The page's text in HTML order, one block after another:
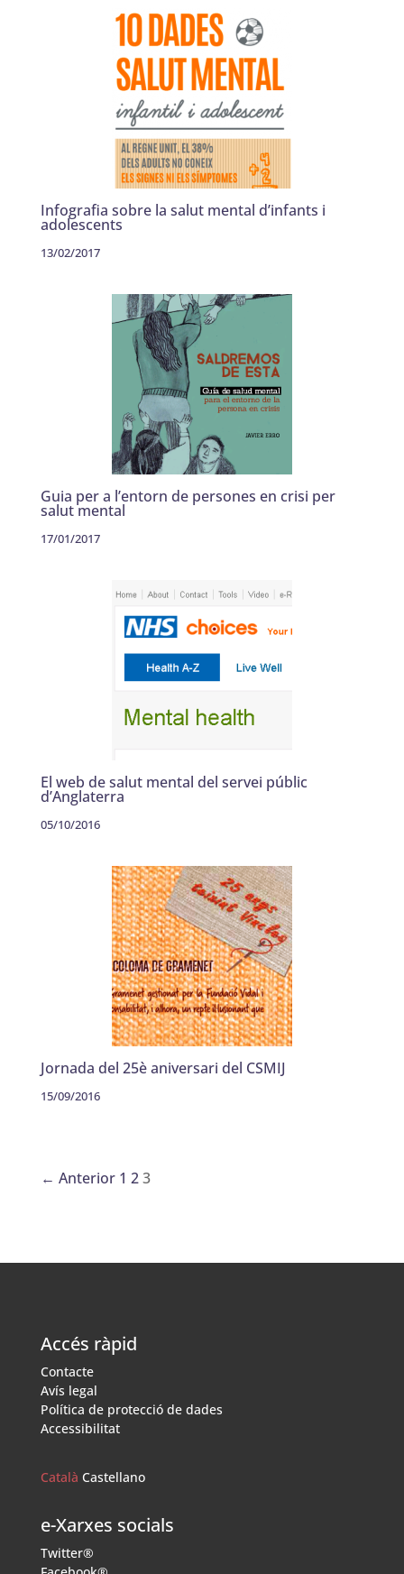
Infografia sobre la salut mental d’infants i
adolescents
13/02/2017
Guia per a l’entorn de persones en crisi per
salut mental
17/01/2017
El web de salut mental del servei públic
d’Anglaterra
05/10/2016
Jornada del 25è aniversari del CSMIJ
15/09/2016
← Anterior 1 23
Accés ràpid
Contacte
Avís legal
Política de protecció de dades
Accessibilitat
Català Castellano
e-Xarxes socials
Twitter®